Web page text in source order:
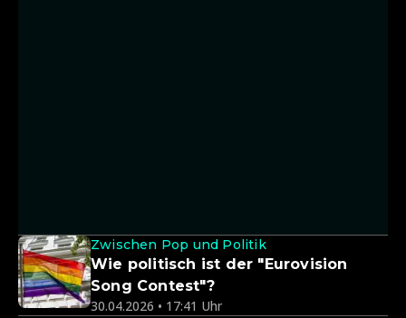
Zwischen Pop und Politik
Wie politisch ist der "Eurovision
Song Contest"?
30.04.2026 • 17:41 Uhr